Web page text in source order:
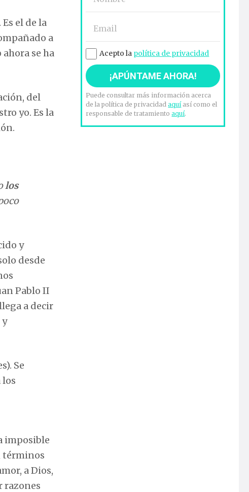
el de la
a
se ha
del
yo. Es la
los
y
desde
Pablo II
a decir
y
Se
los
imposible
términos
a Dios,
razones
Acepto la política de privacidad
Puede consultar más información acerca
de la política de privacidadaquíasí como el
responsable de tratamientoaquí.